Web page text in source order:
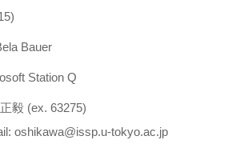
Bauer
Station Q
毅 (ex. 63275)
oshikawa@issp.u-tokyo.ac.jp